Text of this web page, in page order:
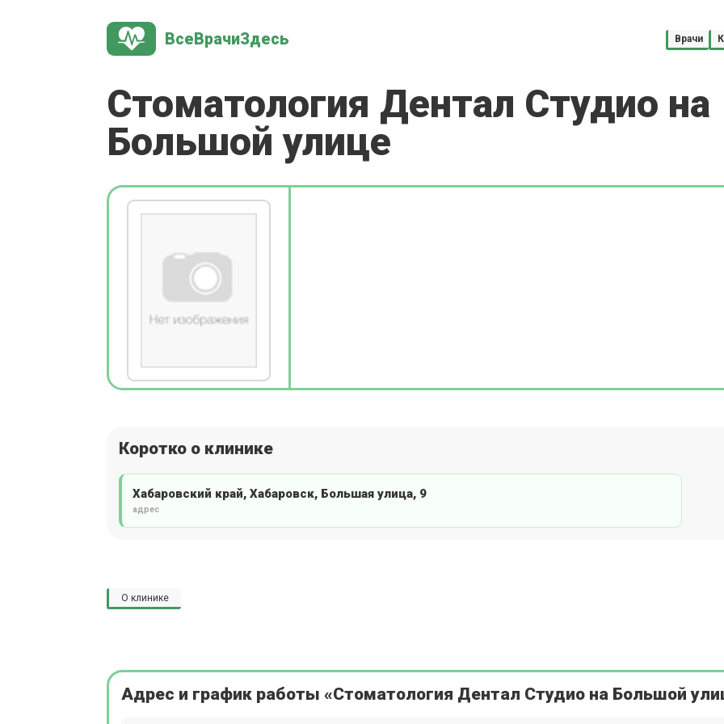
ВсеВрачиЗдесь Врачи
Стоматология Дентал Студио на
Большой улице
Коротко о клинике
Хабаровский край, Хабаровск, Большая улица, 9
адрес
О клинике
Адрес и график работы «Стоматология Дентал Студио на Большой